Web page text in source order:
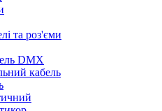
та роз'єми
DMX
кабель